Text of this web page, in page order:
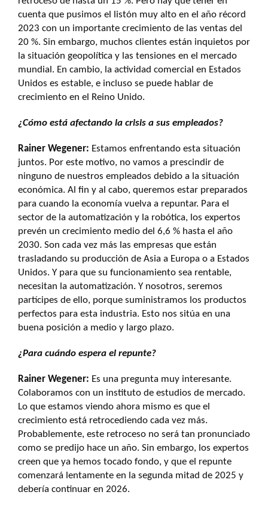
cuenta que pusimos el listón muy alto en el año récord
2023 con un importante crecimiento de las ventas del
20 %. Sin embargo, muchos clientes están inquietos por
la situación geopolítica y las tensiones en el mercado
mundial. En cambio, la actividad comercial en Estados
Unidos es estable, e incluso se puede hablar de
crecimiento en el Reino Unido.
¿Cómo está afectando la crisis a sus empleados?
Rainer Wegener: Estamos enfrentando esta situación
juntos. Por este motivo, no vamos a prescindir de
ninguno de nuestros empleados debido a la situación
económica. Al fin y al cabo, queremos estar preparados
para cuando la economía vuelva a repuntar. Para el
sector de la automatización y la robótica, los expertos
prevén un crecimiento medio del 6,6 % hasta el año
2030. Son cada vez más las empresas que están
trasladando su producción de Asia a Europa o a Estados
Unidos. Y para que su funcionamiento sea rentable,
necesitan la automatización. Y nosotros, seremos
partícipes de ello, porque suministramos los productos
perfectos para esta industria. Esto nos sitúa en una
buena posición a medio y largo plazo.
¿Para cuándo espera el repunte?
Rainer Wegener: Es una pregunta muy interesante.
Colaboramos con un instituto de estudios de mercado.
Lo que estamos viendo ahora mismo es que el
crecimiento está retrocediendo cada vez más.
Probablemente, este retroceso no será tan pronunciado
como se predijo hace un año. Sin embargo, los expertos
creen que ya hemos tocado fondo, y que el repunte
comenzará lentamente en la segunda mitad de 2025 y
debería continuar en 2026.